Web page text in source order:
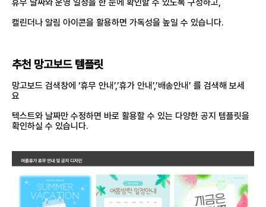
휴무 날짜와 운영 일정을 한 눈에 확인할 수 있도록 구성하고,
캘린더나 알림 아이콘을 활용하면 가독성을 높일 수 있습니다.
추천 망고보드 템플릿
망고보드 검색창에 ‘휴무 안내’,’휴가 안내’,’배송안내’ 를 검색해 보세
요
텍스트와 날짜만 수정하면 바로 활용할 수 있는 다양한 공지 템플릿을
확인하실 수 있습니다.